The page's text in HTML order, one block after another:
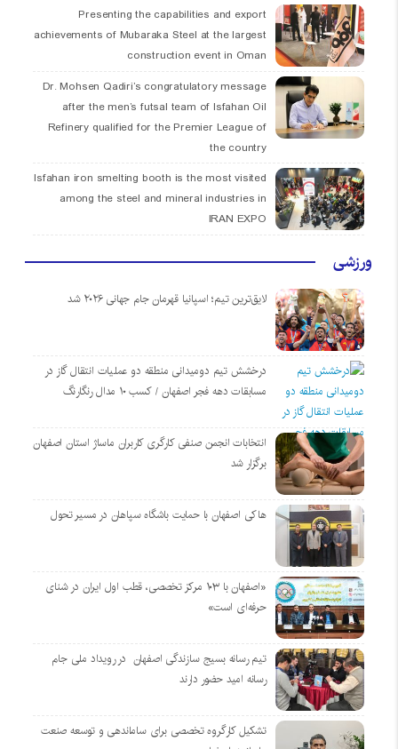
Presenting the capabilities and export
achievements of Mubaraka Steel at the largest
construction event in Oman
Dr. Mohsen Qadiri’s congratulatory message
after the men’s futsal team of Isfahan Oil
Refinery qualified for the Premier League of
the country
Isfahan iron smelting booth is the most visited
among the steel and mineral industries in
IRAN EXPO
ورزشی
لایق‌ترین تیم؛ اسپانیا قهرمان جام جهانی ۲۰۲۶ شد
درخشش تیم دومیدانی منطقه دو عملیات انتقال گاز در
مسابقات دهه فجر اصفهان / کسب ۱۰ مدال رنگارنگ
انتخابات انجمن صنفی کارگری کاربران ماساژ استان اصفهان
برگزار شد
هاکی اصفهان با حمایت باشگاه سپاهان در مسیر تحول
«اصفهان با ۱۰۳ مرکز تخصصی، قطب اول ایران در شنای
حرفه‌ای است»
تیم رسانه بسیج سازندگی اصفهان در رویداد ملی جام
رسانه امید حضور دارند
تشکیل کارگروه تخصصی برای ساماندهی و توسعه صنعت